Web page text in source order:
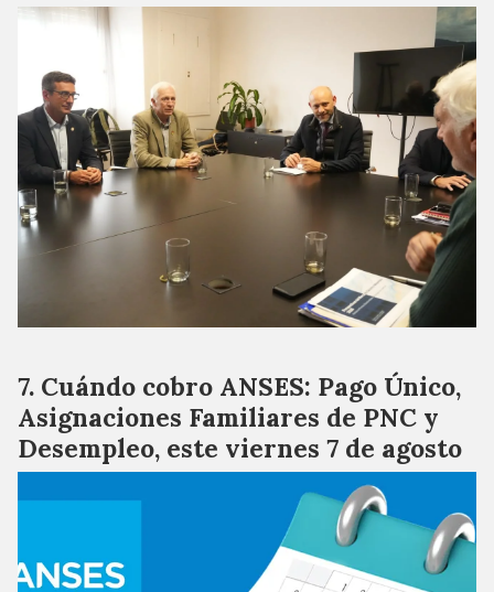
Cuándo cobro ANSES: Pago Único,
Asignaciones Familiares de PNC y
Desempleo, este viernes 7 de agosto